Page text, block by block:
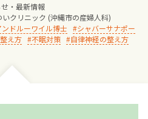
・最新情報
いクリニック (沖縄市の産婦人科)
ンドルーワイル博士
シャバーサナポー
え方 不眠対策 自律神経の整え方
ックの経営理念
料金
婦健診